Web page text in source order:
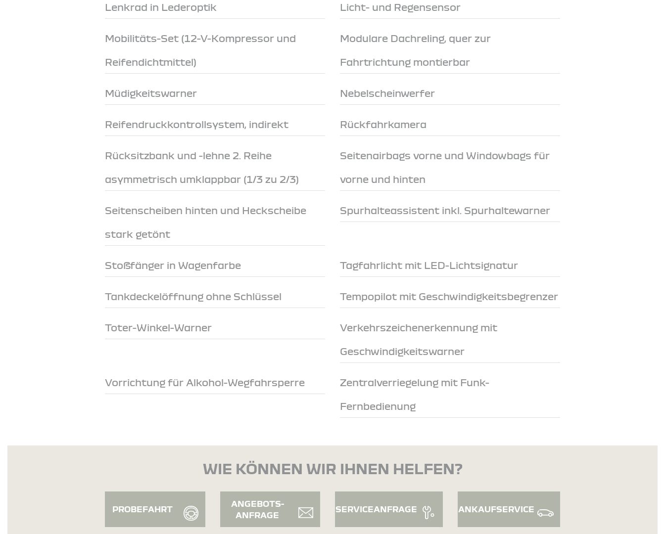
Lenkrad in Lederoptik Licht- und Regensensor
Mobilitäts-Set (12-V-Kompressor und
Reifendichtmittel)
Modulare Dachreling, quer zur
Fahrtrichtung montierbar
Müdigkeitswarner Nebelscheinwerfer
Reifendruckkontrollsystem, indirekt Rückfahrkamera
Rücksitzbank und -lehne 2. Reihe
asymmetrisch umklappbar (1/3 zu 2/3)
Seitenairbags vorne und Windowbags für
vorne und hinten
Seitenscheiben hinten und Heckscheibe
stark getönt
Spurhalteassistent inkl. Spurhaltewarner
Stoßfänger in Wagenfarbe Tagfahrlicht mit LED-Lichtsignatur
Tankdeckelöffnung ohne Schlüssel Tempopilot mit Geschwindigkeitsbegrenzer
Toter-Winkel-Warner Verkehrszeichenerkennung mit
Geschwindigkeitswarner
Vorrichtung für Alkohol-Wegfahrsperre Zentralverriegelung mit Funk-
Fernbedienung
WIE KÖNNEN WIR IHNEN HELFEN?
PROBEFAHRT
ANGEBOTS-
ANFRAGE
SERVICEANFRAGE ANKAUFSERVICE